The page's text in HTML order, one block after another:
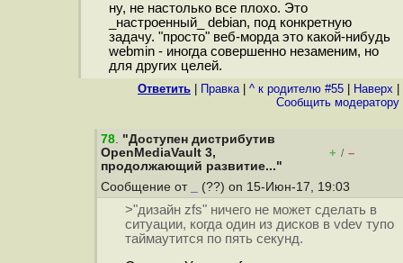
ну, не настолько все плохо. Это
_настроенный_ debian, под конкретную
задачу. "просто" веб-морда это какой-нибудь
webmin - иногда совершенно незаменим, но
для других целей.
Ответить Правка| ^ к родителю #55 Наверх
Cообщить модератору
78. "Доступен дистрибутив
OpenMediaVault 3,
продолжающий развитие..."
+ / –
Сообщение от (??) on 15-Июн-17, 19:03
>"дизайн zfs" ничего не может сделать в
ситуации, когда один из дисков в vdev тупо
таймаутится по пять секунд.